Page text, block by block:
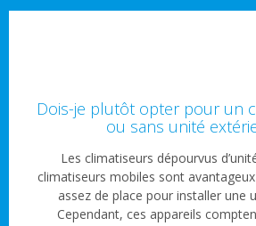
Dois-je plutôt opter pour un
ou sans unité
Les climatiseurs dépourvus
climatiseurs mobiles sont avantageux
assez de place pour installer une
Cependant, ces appareils